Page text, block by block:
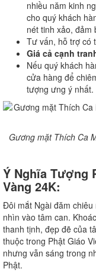
nhiều năm kinh
cho quý khách
nét tinh xảo, đảm
Tư vấn, hỗ trợ có
Giá cả cạnh
Nếu quý khách
cửa hàng để
tượng ưng ý nhất.
Gương mặt Thích Ca
Ý Nghĩa Tượng
Vàng 24K:
Đôi mắt Ngài đăm
nhìn vào tâm can.
thanh tịnh, đẹp đẽ của
thuộc trong Phật Giáo
nhưng vẫn sáng trong
Phật.